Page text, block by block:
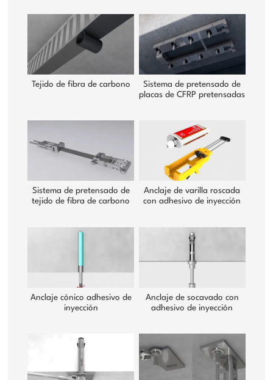
Tejido de fibra de carbono
Sistema de pretensado de
placas de CFRP pretensadas
Sistema de pretensado de
tejido de fibra de carbono
Anclaje de varilla roscada
con adhesivo de inyección
Anclaje cónico adhesivo de
inyección
Anclaje de socavado con
adhesivo de inyección